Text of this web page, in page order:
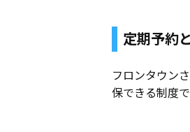
定期予約
フロンタウン
保できる制度